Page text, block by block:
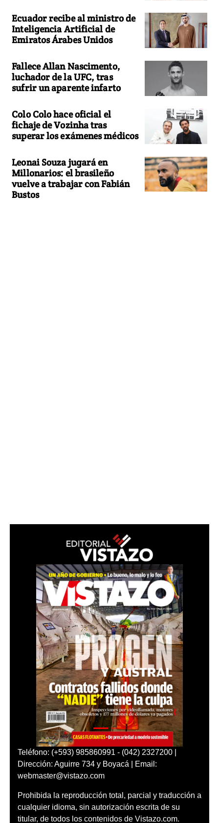
Ecuador recibe al ministro de
Inteligencia Artificial de
Emiratos Árabes Unidos
Fallece Allan Nascimento,
luchador de la UFC, tras
sufrir un aparente infarto
Colo Colo hace oficial el
fichaje de Vozinha tras
superar los exámenes médicos
Leonai Souza jugará en
Millonarios: el brasileño
vuelve a trabajar con Fabián
Bustos
Teléfono: (+593) 985860991 - (042) 2327200 |
Dirección: Aguirre 734 y Boyacá | Email:
webmaster@vistazo.com
Prohibida la reproducción total, parcial y traducción a
cualquier idioma, sin autorización escrita de su
titular, de todos los contenidos de Vistazo.com.